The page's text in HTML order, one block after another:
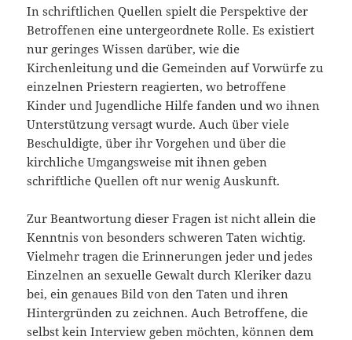
In schriftlichen Quellen spielt die Perspektive der
Betroffenen eine untergeordnete Rolle. Es existiert
nur geringes Wissen darüber, wie die
Kirchenleitung und die Gemeinden auf Vorwürfe zu
einzelnen Priestern reagierten, wo betroffene
Kinder und Jugendliche Hilfe fanden und wo ihnen
Unterstützung versagt wurde. Auch über viele
Beschuldigte, über ihr Vorgehen und über die
kirchliche Umgangsweise mit ihnen geben
schriftliche Quellen oft nur wenig Auskunft.
Zur Beantwortung dieser Fragen ist nicht allein die
Kenntnis von besonders schweren Taten wichtig.
Vielmehr tragen die Erinnerungen jeder und jedes
Einzelnen an sexuelle Gewalt durch Kleriker dazu
bei, ein genaues Bild von den Taten und ihren
Hintergründen zu zeichnen. Auch Betroffene, die
selbst kein Interview geben möchten, können dem